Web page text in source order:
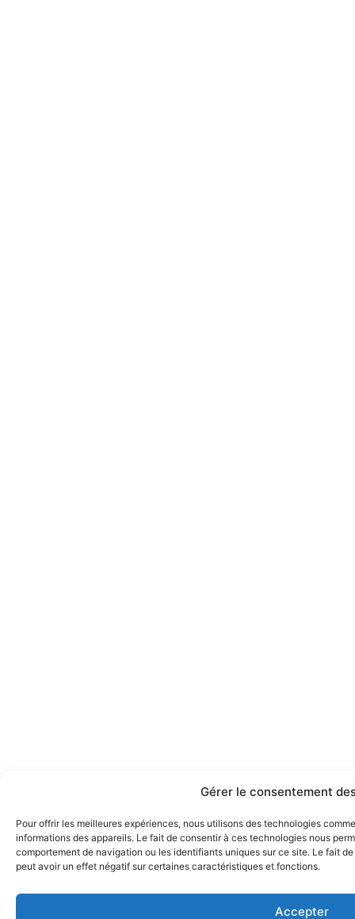
Gérer le consentement
Pour offrir les meilleures expériences, nous utilisons des technologies
informations des appareils. Le fait de consentir à ces technologies nous
comportement de navigation ou les identifiants uniques sur ce site. Le fait
peut avoir un effet négatif sur certaines caractéristiques et fonctions.
Accepter